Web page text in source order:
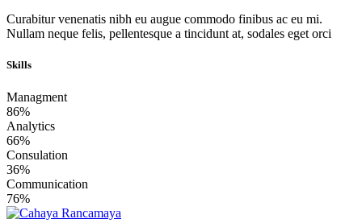
Curabitur venenatis nibh eu augue commodo finibus ac eu mi.
Nullam neque felis, pellentesque a tincidunt at, sodales eget orci
Skills
Managment
86%
Analytics
66%
Consulation
36%
Communication
76%